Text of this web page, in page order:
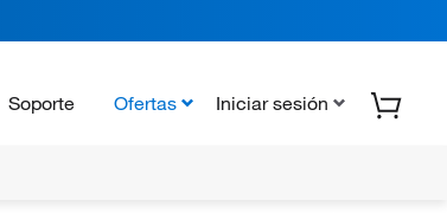
Soporte Ofertas Iniciar sesión